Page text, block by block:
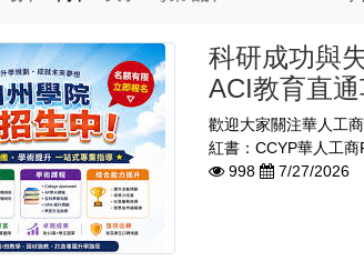
科研成功與
ACI教育直
歡迎大家關注華人工
紅書：CCYP華人工
998
7/27/2026